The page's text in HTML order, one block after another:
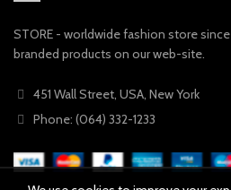
STORE - worldwide fashion store
branded products on our web-site.
451 Wall Street, USA, New York
Phone: (064) 332-1233